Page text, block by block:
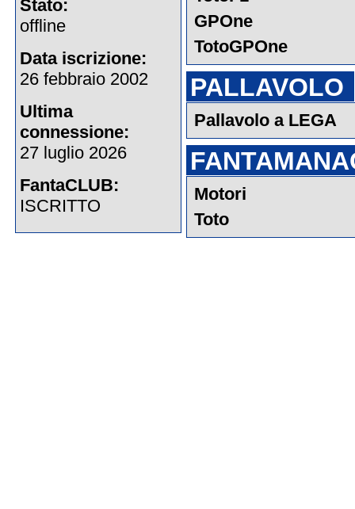
Stato:
offline
Data iscrizione:
26 febbraio 2002
Ultima
connessione:
27 luglio 2026
FantaCLUB:
ISCRITTO
GPOne
TotoGPOne
PALLAVOLO
Pallavolo a LEGA
Motori
Toto